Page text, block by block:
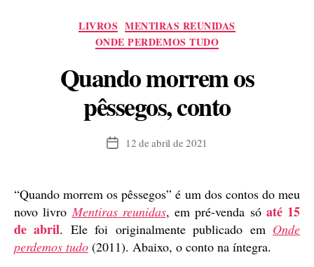
Categorias
LIVROS MENTIRAS REUNIDAS
ONDE PERDEMOS TUDO
Quando morrem os
pêssegos, conto
Data12 de abril de 2021
“Quando morrem os pêssegos” é um dos contos do meu
novo livro Mentiras reunidas, em pré-venda só até 15
de abril. Ele foi originalmente publicado em Onde
perdemos tudo (2011). Abaixo, o conto na íntegra.